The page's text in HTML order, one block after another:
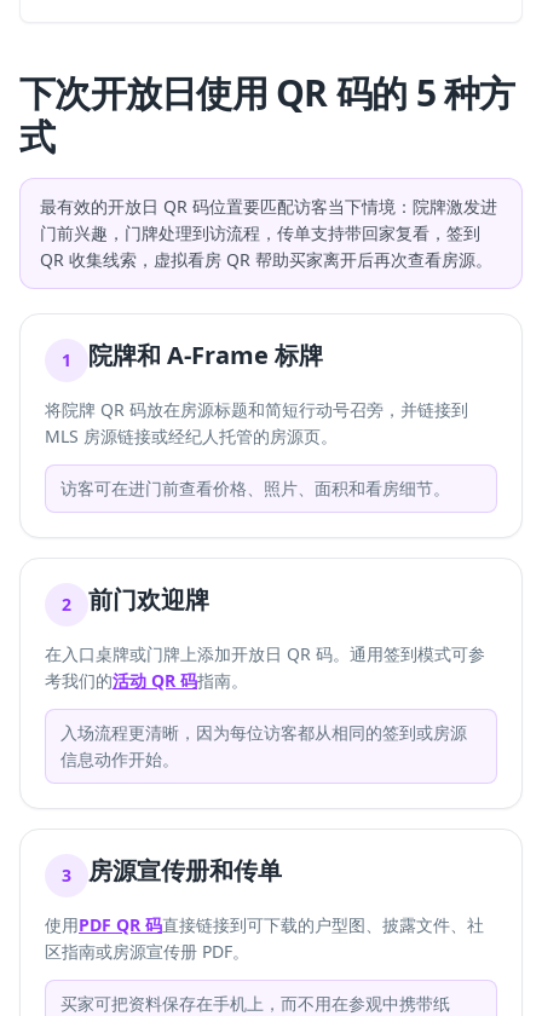
下次开放日使用 QR 码的 5 种方
式
最有效的开放日 QR 码位置要匹配访客当下情境：院牌激发进
门前兴趣，门牌处理到访流程，传单支持带回家复看，签到
QR 收集线索，虚拟看房 QR 帮助买家离开后再次查看房源。
1 院牌和 A-Frame 标牌
将院牌 QR 码放在房源标题和简短行动号召旁，并链接到
MLS 房源链接或经纪人托管的房源页。
访客可在进门前查看价格、照片、面积和看房细节。
2 前门欢迎牌
在入口桌牌或门牌上添加开放日 QR 码。通用签到模式可参
考我们的活动 QR 码指南。
入场流程更清晰，因为每位访客都从相同的签到或房源
信息动作开始。
3 房源宣传册和传单
使用PDF QR 码直接链接到可下载的户型图、披露文件、社
区指南或房源宣传册 PDF。
买家可把资料保存在手机上，而不用在参观中携带纸